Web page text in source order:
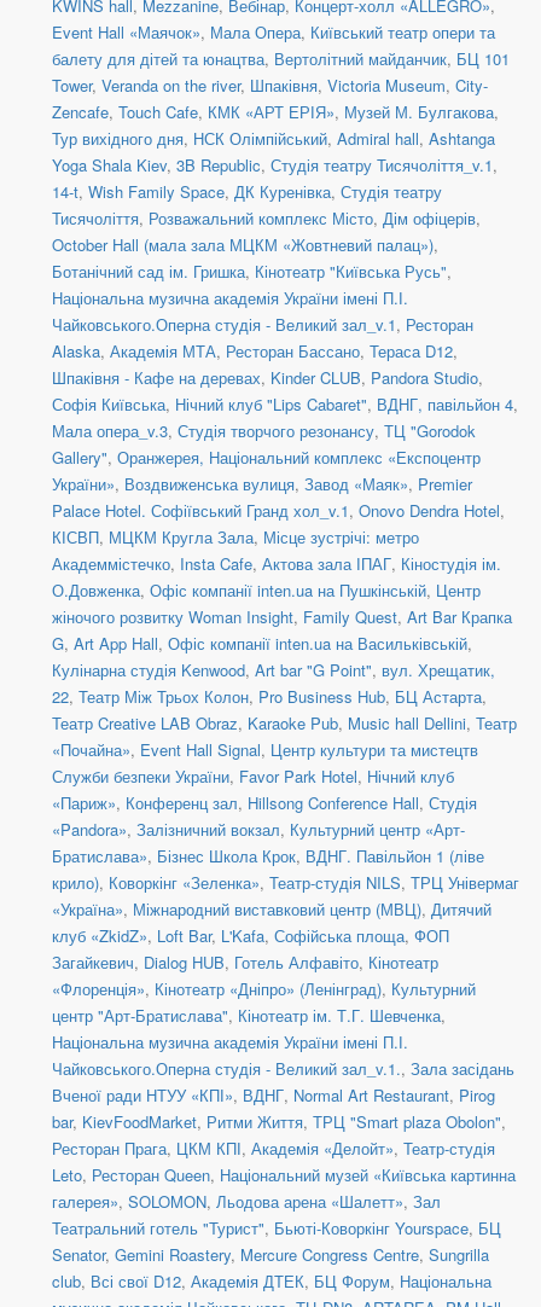
KWINS hall, Mezzanine, Вебінар, Концерт-холл «ALLEGRO»,
Event Hall «Маячок», Мала Опера, Київський театр опери та
балету для дітей та юнацтва, Вертолітний майданчик, БЦ 101
Tower, Veranda on the river, Шпаківня, Victoria Museum, City-
Zencafe, Touch Cafe, КМК «АРТ ЕРІЯ», Музей М. Булгакова,
Тур вихідного дня, НСК Олімпійський, Admiral hall, Ashtanga
Yoga Shala Kiev, 3B Republic, Студія театру Тисячоліття_v.1,
14-t, Wish Family Space, ДК Куренівка, Студія театру
Тисячоліття, Розважальний комплекс Місто, Дім офіцерів,
October Hall (мала зала МЦКМ «Жовтневий палац»),
Ботанічний сад ім. Гришка, Кінотеатр "Київська Русь",
Національна музична академія України імені П.І.
Чайковського.Оперна студія - Великий зал_v.1, Ресторан
Alaska, Академія МТА, Ресторан Бассано, Тераса D12,
Шпаківня - Кафе на деревах, Kinder CLUB, Pandora Studio,
Софія Київська, Нічний клуб "Lips Cabaret", ВДНГ, павільйон 4,
Мала опера_v.3, Студія творчого резонансу, ТЦ "Gorodok
Gallery", Оранжерея, Національний комплекс «Експоцентр
України», Воздвиженська вулиця, Завод «Маяк», Premier
Palace Hotel. Софіївський Гранд хол_v.1, Onovo Dendra Hotel,
КІСВП, МЦКМ Кругла Зала, Місце зустрічі: метро
Академмістечко, Insta Cafe, Актова зала ІПАГ, Кіностудія ім.
О.Довженка, Офіс компанії inten.ua на Пушкінській, Центр
жіночого розвитку Woman Insight, Family Quest, Art Bar Крапка
G, Art App Hall, Офіс компанії inten.ua на Васильківській,
Кулінарна студія Kenwood, Art bar "G Point", вул. Хрещатик,
22, Театр Між Трьох Колон, Pro Business Hub, БЦ Астарта,
Театр Creative LAB Obraz, Karaoke Pub, Music hall Dellini, Театр
«Почайна», Event Hall Signal, Центр культури та мистецтв
Служби безпеки України, Favor Park Hotel, Нічний клуб
«Париж», Конференц зал, Hillsong Conference Hall, Студія
«Pandora», Залізничний вокзал, Культурний центр «Арт-
Братислава», Бізнес Школа Крок, ВДНГ. Павільйон 1 (ліве
крило), Коворкінг «Зеленка», Театр-студія NILS, ТРЦ Універмаг
«Україна», Міжнародний виставковий центр (МВЦ), Дитячий
клуб «ZkidZ», Loft Bar, L'Kafa, Софійська площа, ФОП
Загайкевич, Dialog HUB, Готель Алфавіто, Кінотеатр
«Флоренція», Кінотеатр «Дніпро» (Ленінград), Культурний
центр "Арт-Братислава", Кінотеатр ім. Т.Г. Шевченка,
Національна музична академія України імені П.І.
Чайковського.Оперна студія - Великий зал_v.1., Зала засідань
Вченої ради НТУУ «КПІ», ВДНГ, Normal Art Restaurant, Pirog
bar, KievFoodMarket, Ритми Життя, ТРЦ "Smart plaza Obolon",
Ресторан Прага, ЦКМ КПІ, Академія «Делойт», Театр-студія
Leto, Ресторан Queen, Національний музей «Київська картинна
галерея», SOLOMON, Льодова арена «Шалетт», Зал
Театральний готель "Турист", Бьюті-Коворкінг Yourspace, БЦ
Senator, Gemini Roastery, Mercure Congress Centre, Sungrilla
club, Всі свої D12, Академія ДТЕК, БЦ Форум, Національна